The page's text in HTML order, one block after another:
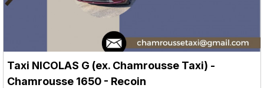
Taxi NICOLAS G (ex. Chamrousse Taxi) -
Chamrousse 1650 - Recoin